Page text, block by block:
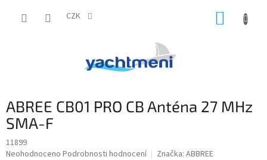
CZK
ABREE CB01 PRO CB Anténa 27 MHz
SMA-F
11899
Průměrné
Neohodnoceno Podrobnosti hodnocení Značka: ABBREE